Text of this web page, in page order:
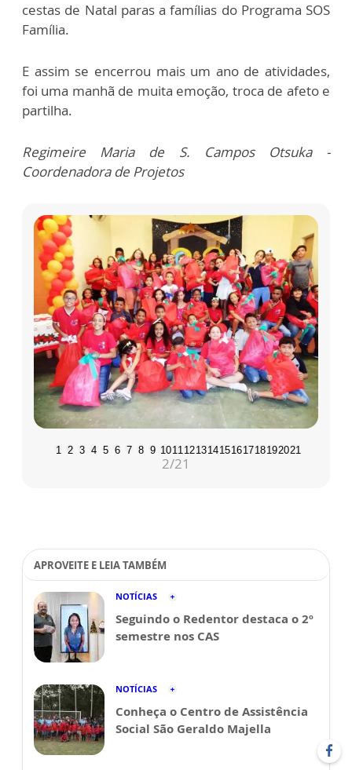
cestas de Natal paras a famílias do Programa SOS
Família.
E assim se encerrou mais um ano de atividades,
foi uma manhã de muita emoção, troca de afeto e
partilha.
Regimeire Maria de S. Campos Otsuka -
Coordenadora de Projetos
1 2 3 4 5 6 7 8 9 1011 12131415161718192021
2/21
APROVEITE E LEIA TAMBÉM
NOTÍCIAS
Seguindo o Redentor destaca o 2º
semestre nos CAS
NOTÍCIAS
Conheça o Centro de Assistência
Social São Geraldo Majella